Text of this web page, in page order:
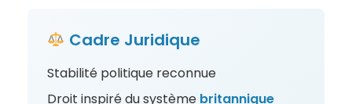
Cadre Juridique
Stabilité politique reconnue
Droit inspiré du système britannique